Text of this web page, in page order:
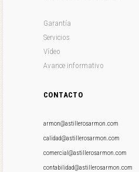
Garantía
Servicios
Vídeo
Avance informativo
CONTACTO
armon@astillerosarmon.com
calidad@astillerosarmon.com
comercial@astillerosarmon.com
contabilidad@astillerosarmon.com